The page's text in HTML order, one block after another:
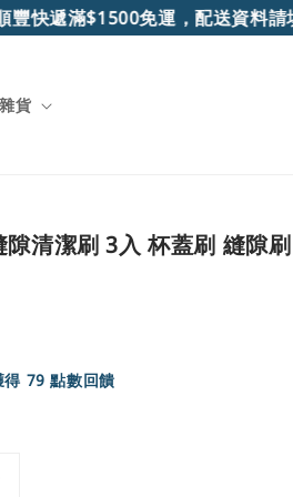
快遞滿$1500免運，配送資料請
貨
隙清潔刷 3入 杯蓋刷 縫隙
79 點數回饋